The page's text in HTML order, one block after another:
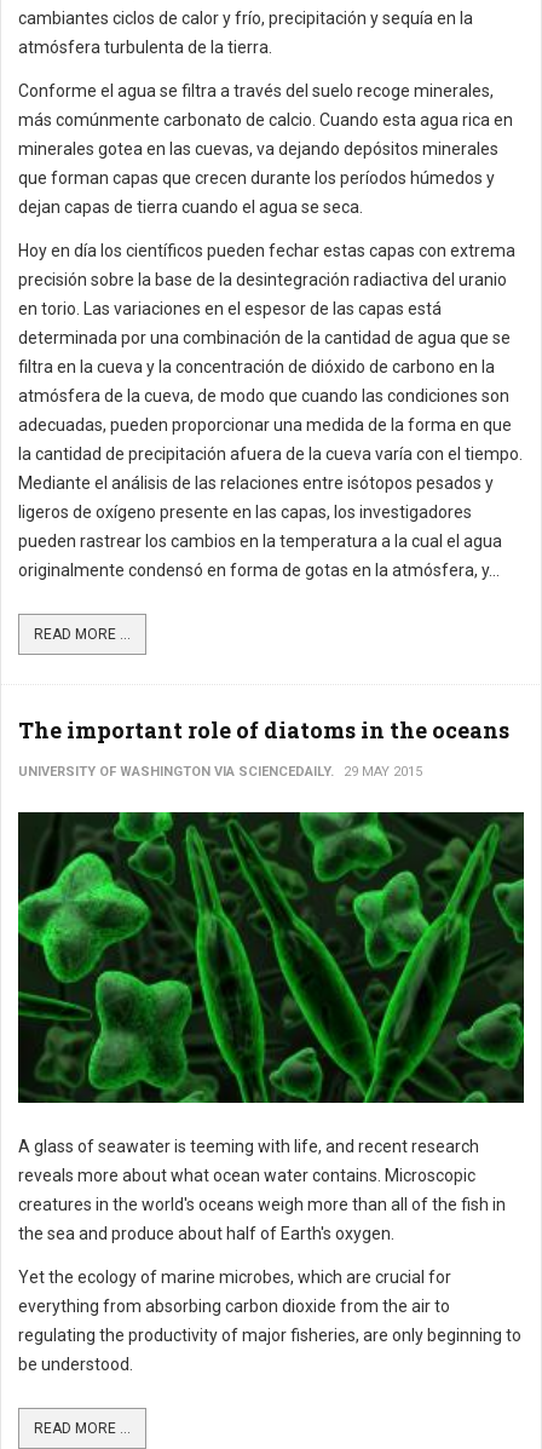
cambiantes ciclos de calor y frío, precipitación y sequía en la
atmósfera turbulenta de la tierra.
Conforme el agua se filtra a través del suelo recoge minerales,
más comúnmente carbonato de calcio. Cuando esta agua rica en
minerales gotea en las cuevas, va dejando depósitos minerales
que forman capas que crecen durante los períodos húmedos y
dejan capas de tierra cuando el agua se seca.
Hoy en día los científicos pueden fechar estas capas con extrema
precisión sobre la base de la desintegración radiactiva del uranio
en torio. Las variaciones en el espesor de las capas está
determinada por una combinación de la cantidad de agua que se
filtra en la cueva y la concentración de dióxido de carbono en la
atmósfera de la cueva, de modo que cuando las condiciones son
adecuadas, pueden proporcionar una medida de la forma en que
la cantidad de precipitación afuera de la cueva varía con el tiempo.
Mediante el análisis de las relaciones entre isótopos pesados y
ligeros de oxígeno presente en las capas, los investigadores
pueden rastrear los cambios en la temperatura a la cual el agua
originalmente condensó en forma de gotas en la atmósfera, y...
READ MORE ...
The important role of diatoms in the oceans
UNIVERSITY OF WASHINGTON VIA SCIENCEDAILY. 29 MAY 2015
A glass of seawater is teeming with life, and recent research
reveals more about what ocean water contains. Microscopic
creatures in the world's oceans weigh more than all of the fish in
the sea and produce about half of Earth's oxygen.
Yet the ecology of marine microbes, which are crucial for
everything from absorbing carbon dioxide from the air to
regulating the productivity of major fisheries, are only beginning to
be understood.
READ MORE ...